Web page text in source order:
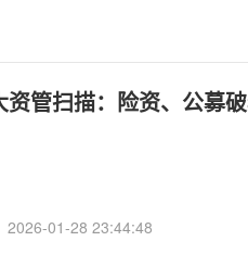
资管扫描：险资、公募
2026-01-28 23:44:48